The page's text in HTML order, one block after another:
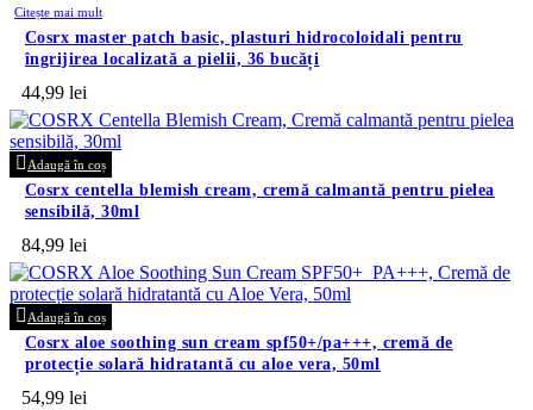
Citește mai mult
cosrx master patch basic, plasturi hidrocoloidali pentru
îngrijirea localizată a pielii, 36 bucăți
44,99lei
Adaugă în coș
cosrx centella blemish cream, cremă calmantă pentru pielea
sensibilă, 30ml
84,99lei
Adaugă în coș
cosrx aloe soothing sun cream spf50+/pa+++, cremă de
protecție solară hidratantă cu aloe vera, 50ml
54,99lei